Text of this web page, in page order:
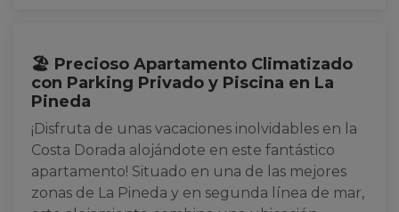
🏖️ Precioso Apartamento Climatizado
con Parking Privado y Piscina en La
Pineda
¡Disfruta de unas vacaciones inolvidables en la
Costa Dorada alojándote en este fantástico
apartamento! Situado en una de las mejores
zonas de La Pineda y en segunda línea de mar,